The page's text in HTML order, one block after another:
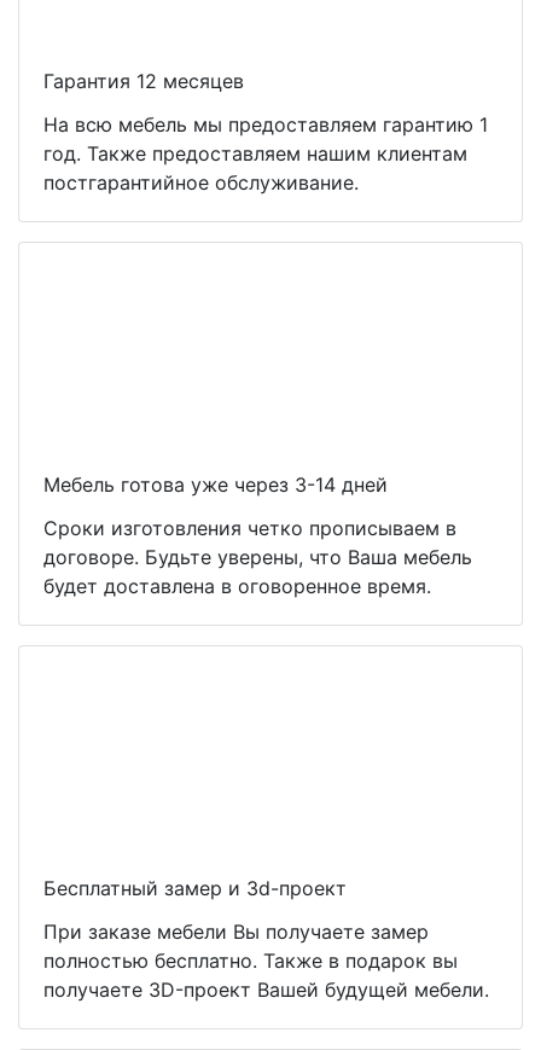
Гарантия 12 месяцев
На всю мебель мы предоставляем гарантию 1
год. Также предоставляем нашим клиентам
постгарантийное обслуживание.
Мебель готова уже через 3-14 дней
Сроки изготовления четко прописываем в
договоре. Будьте уверены, что Ваша мебель
будет доставлена в оговоренное время.
Бесплатный замер и 3d-проект
При заказе мебели Вы получаете замер
полностью бесплатно. Также в подарок вы
получаете 3D-проект Вашей будущей мебели.